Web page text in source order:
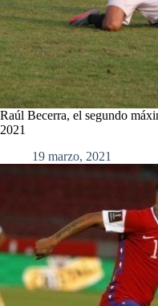
Raúl Becerra, el segundo
2021
19 marzo, 2021